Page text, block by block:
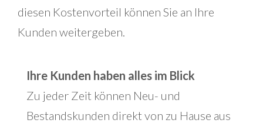
diesen Kostenvorteil können Sie an Ihre
Kunden weitergeben.
Ihre Kunden haben alles im Blick
Zu jeder Zeit können Neu- und
Bestandskunden direkt von zu Hause aus